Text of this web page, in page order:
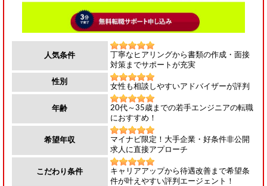
人気条件
丁寧なヒアリングから書類の作成・面接
対策までサポートが充実
性別
女性も相談しやすいアドバイザーが評判
年齢
20代～35歳までの若手エンジニアの転職
におすすめ！
希望年収
マイナビ限定！大手企業・好条件非公開
求人に直接アプローチ
こだわり条件
キャリアアップから待遇改善まで希望条
件が叶えやすい評判エージェント！